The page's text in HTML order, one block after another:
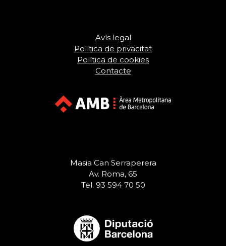
Avís legal
Política de privacitat
Política de cookies
Contacte
Masia Can Serraperera
Av. Roma, 65
Tel. 93 594 70 50